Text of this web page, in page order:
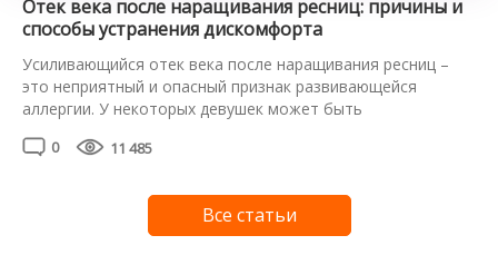
Отек века после наращивания ресниц: причины и
способы устранения дискомфорта
Усиливающийся отек века после наращивания ресниц –
это неприятный и опасный признак развивающейся
аллергии. У некоторых девушек может быть
чувствительность к компонентам клея, используемого во
предусмотреть и провести аллергопробу еще до начала
процедуры. К сожалению, не все это делают, и результат
может оказаться совсем не […]
0 11 485
Все статьи